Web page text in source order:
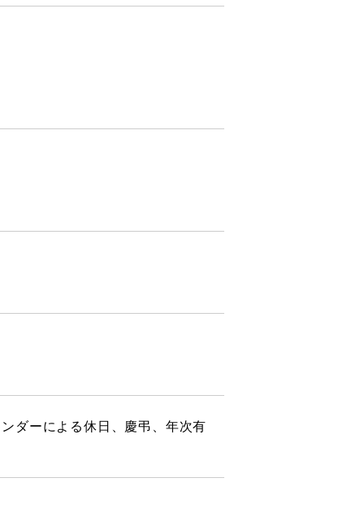
ダーによる休日、慶弔、年次有